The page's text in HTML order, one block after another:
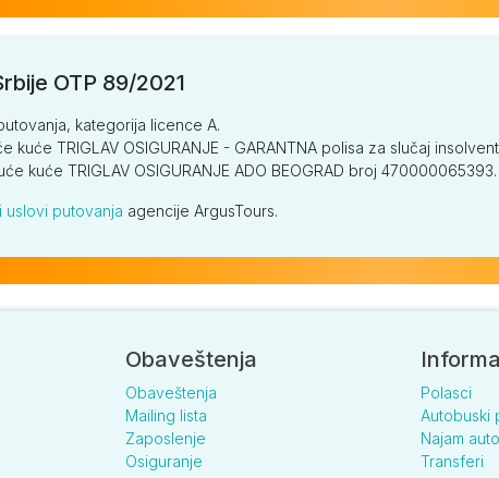
OTP 89/2021
kategorija licence A.
kuće TRIGLAV OSIGURANJE - GARANTNA polisa za slučaj
kuće TRIGLAV OSIGURANJE ADO BEOGRAD broj 470000065393.
uslovi putovanja agencije ArgusTours.
Obaveštenja
Obaveštenja
Mailing lista
Zaposlenje
Osiguranje
Polasci
Autobuski
Najam
Transferi